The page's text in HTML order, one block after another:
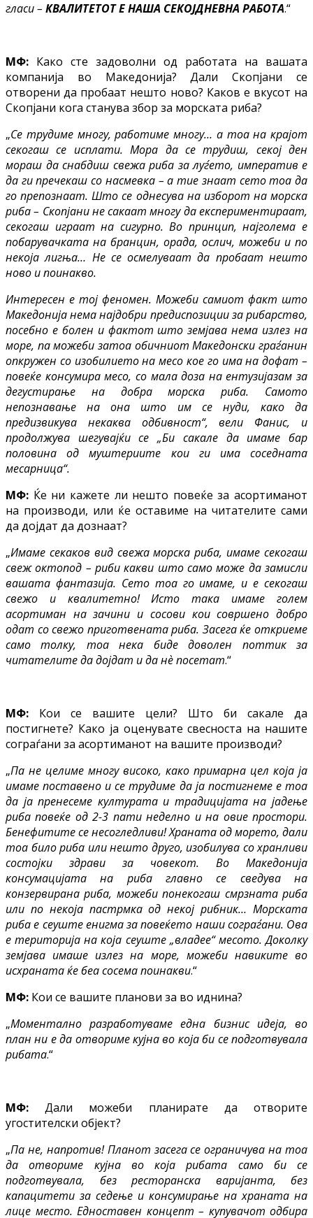
гласи – КВАЛИТЕТОТ Е НАША СЕКОЈДНЕВНА РАБОТА.“
МФ: Како сте задоволни од работата на вашата
компанија во Македонија? Дали Скопјани се
отворени да пробаат нешто ново? Каков е вкусот на
Скопјани кога станува збор за морската риба?
„Се трудиме многу, работиме многу… а тоа на крајот
секогаш се исплати. Мора да се трудиш, секој ден
мораш да снабдиш свежа риба за луѓето, императив е
да ги пречекаш со насмевка – а тие знаат сето тоа да
го препознаат. Што се однесува на изборот на морска
риба – Скопјани не сакаат многу да експериментираат,
секогаш играат на сигурно. Во принцип, најголема е
побарувачката на бранцин, орада, ослич, можеби и по
некоја лигња… Не се осмелуваат да пробаат нешто
ново и поинакво.
Интересен е тој феномен. Можеби самиот факт што
Македонија нема најдобри предиспозиции за рибарство,
посебно е болен и фактот што земјава нема излез на
море, па можеби затоа обичниот Македонски граѓанин
опкружен со изобилието на месо кое го има на дофат –
повеќе консумира месо, со мала доза на ентузијазам за
дегустирање на добра морска риба. Самото
непознавање на она што им се нуди, како да
предизвикува некаква одбивност“, вели Фанис, и
продолжува шегувајќи се „Би сакале да имаме бар
половина од муштериите кои ги има соседната
месарница“.
МФ: Ќе ни кажете ли нешто повеќе за асортиманот
на производи, или ќе оставиме на читателите сами
да дојдат да дознаат?
„Имаме секаков вид свежа морска риба, имаме секогаш
свеж октопод – риби какви што само може да замисли
вашата фантазија. Сето тоа го имаме, и е секогаш
свежо и квалитетно! Исто така имаме голем
асортиман на зачини и сосови кои совршено добро
одат со свежо приготвената риба. Засега ќе откриеме
само толку, тоа нека биде доволен поттик за
читателите да дојдат и да нѐ посетат.“
МФ: Кои се вашите цели? Што би сакале да
постигнете? Како ја оценувате свесноста на нашите
сограѓани за асортиманот на вашите производи?
„Па не целиме многу високо, како примарна цел која ја
имаме поставено и се трудиме да ја постигнеме е тоа
да ја пренесеме културата и традицијата на јадење
риба повеќе од 2-3 пати неделно и на овие простори.
Бенефитите се несогледливи! Храната од морето, дали
тоа било риба или нешто друго, изобилува со хранливи
состојки здрави за човекот. Во Македонија
консумацијата на риба главно се сведува на
конзервирана риба, можеби понекогаш смрзната риба
или по некоја пастрмка од некој рибник… Морската
риба е сеуште енигма за повеќето наши сограѓани. Ова
е територија на која сеуште „владее“ месото. Доколку
земјава имаше излез на море, можеби навиките во
исхраната ќе беа сосема поинакви.“
МФ: Кои се вашите планови за во иднина?
„Моментално разработуваме една бизнис идеја, во
план ни е да отвориме кујна во која би се подготвувала
рибата.“
МФ: Дали можеби планирате да отворите
угостителски објект?
„Па не, напротив! Планот засега се ограничува на тоа
да отвориме кујна во која рибата само би се
подготвувала, без ресторанска варијанта, без
капацитети за седење и консумирање на храната на
лице место. Едноставен концепт – купувачот одбира